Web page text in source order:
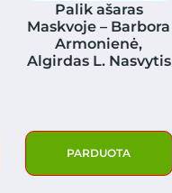
Palik ašaras
Maskvoje – Barbora
Armonienė,
Algirdas L. Nasvytis
PARDUOTA